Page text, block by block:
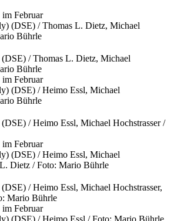
im Februar
/ Thomas L. Dietz, Michael
Bührle
im Februar
/ Heimo Essl, Michael Hochstrasser /
im Februar
/ Heimo Essl, Michael Hochstrasser,
Mario Bührle
im Februar